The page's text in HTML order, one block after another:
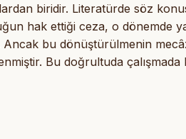
biridir. Literatürde söz
hak ettiği ceza, o dönemde
bu dönüştürülmenin
Bu doğrultuda